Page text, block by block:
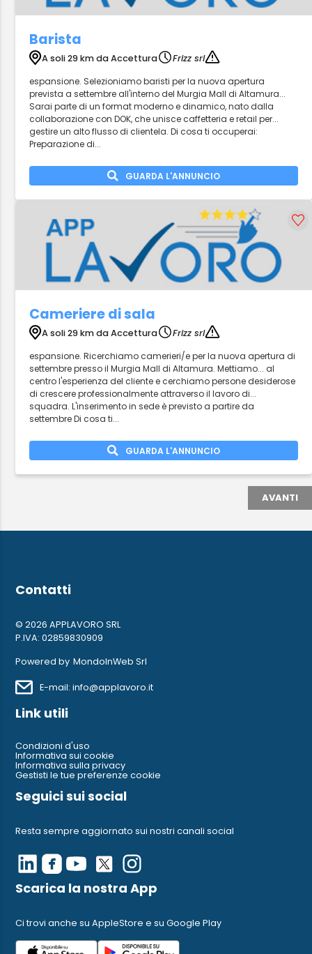
Barista
A soli 29 km da Accettura
Frizz srl
espansione. Selezioniamo baristi per la nuova apertura
prevista a settembre all'interno del Murgia Mall di Altamura...
Sarai parte di un format moderno e dinamico, nato dalla
collaborazione con DOK, che unisce caffetteria e retail per...
gestire un alto flusso di clientela. Di cosa ti occuperai:
Preparazione di...
GUARDA L'ANNUNCIO
Cameriere di sala
A soli 29 km da Accettura
Frizz srl
espansione. Ricerchiamo camerieri/e per la nuova apertura di
settembre presso il Murgia Mall di Altamura. Mettiamo... al
centro l'esperienza del cliente e cerchiamo persone desiderose
di crescere professionalmente attraverso il lavoro di...
squadra. L'inserimento in sede è previsto a partire da
settembre Di cosa ti...
GUARDA L'ANNUNCIO
AVANTI
Contatti
© 2026 APPLAVORO SRL
P.IVA: 02859830909
Powered by MondoInWeb Srl
E-mail: info@applavoro.it
Link utili
Condizioni d'uso
Informativa sui cookie
Informativa sulla privacy
Gestisti le tue preferenze cookie
Seguici sui social
Resta sempre aggiornato sui nostri canali social
Scarica la nostra App
Ci trovi anche su AppleStore e su Google Play